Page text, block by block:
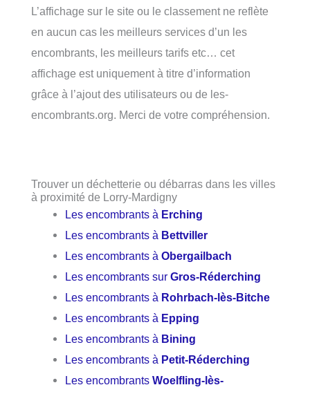
L’affichage sur le site ou le classement ne reflète
en aucun cas les meilleurs services d’un les
encombrants, les meilleurs tarifs etc… cet
affichage est uniquement à titre d’information
grâce à l’ajout des utilisateurs ou de les-
encombrants.org. Merci de votre compréhension.
Trouver un déchetterie ou débarras dans les villes
à proximité de Lorry-Mardigny
Les encombrants à Erching
Les encombrants à Bettviller
Les encombrants àObergailbach
Les encombrants surGros-Réderching
Les encombrants à Rohrbach-lès-Bitche
Les encombrants à Epping
Les encombrants à Bining
Les encombrants à Petit-Réderching
Les encombrantsWoelfling-lès-